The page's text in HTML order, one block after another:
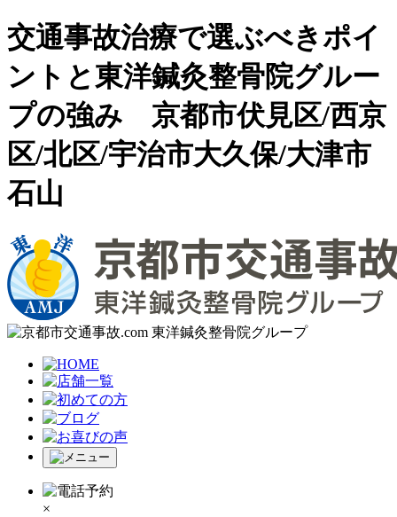
交通事故治療で選ぶべきポイ
ントと東洋鍼灸整骨院グルー
プの強み 京都市伏見区/西京
区/北区/宇治市大久保/大津市
石山
×